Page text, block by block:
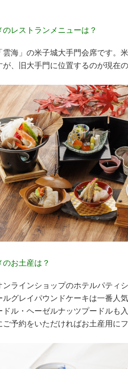
のレストランメニューは？
海」の米子城大手門会席です。
が、旧大手門に位置するのが現在の
のお土産は？
ラインショップのホテルパティ
ルグレイパウンドケーキは一番人
ドル・ヘーゼルナッツプードルも
ご予約をいただければお土産用に